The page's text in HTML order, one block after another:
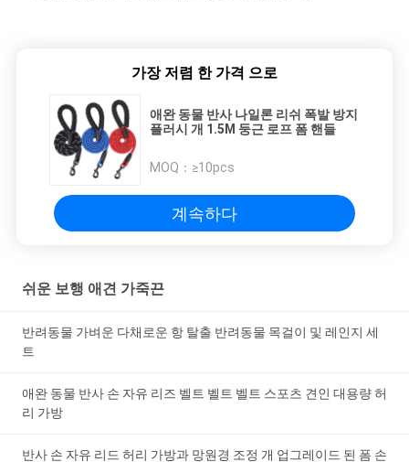
가장 저렴 한 가격 으로
애완 동물 반사 나일론 리쉬 폭발 방지
플러시 개 1.5M 둥근 로프 폼 핸들
MOQ： ≥10pcs
계속하다
쉬운 보행 애견 가죽끈
반려동물 가벼운 다채로운 항 탈출 반려동물 목걸이 및 레인지 세
트
애완 동물 반사 손 자유 리즈 벨트 벨트 벨트 스포츠 견인 대용량 허
리 가방
반사 손 자유 리드 허리 가방과 망원경 조정 개 업그레이드 된 폼 손